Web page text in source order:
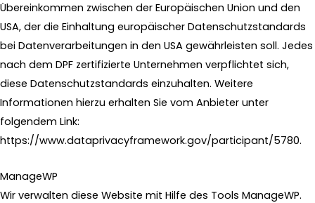
Übereinkommen zwischen der Europäischen Union und den
USA, der die Einhaltung europäischer Datenschutzstandards
bei Datenverarbeitungen in den USA gewährleisten soll. Jedes
nach dem DPF zertifizierte Unternehmen verpflichtet sich,
diese Datenschutzstandards einzuhalten. Weitere
Informationen hierzu erhalten Sie vom Anbieter unter
folgendem Link:
https://www.dataprivacyframework.gov/participant/5780.
ManageWP
Wir verwalten diese Website mit Hilfe des Tools ManageWP.